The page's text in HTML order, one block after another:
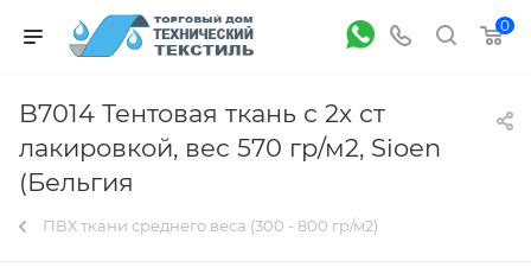
0
B7014 Тентовая ткань с 2х ст
лакировкой, вес 570 гр/м2, Sioen
(Бельгия
ПВХ ткани среднего веса (300 - 800 гр/м2)